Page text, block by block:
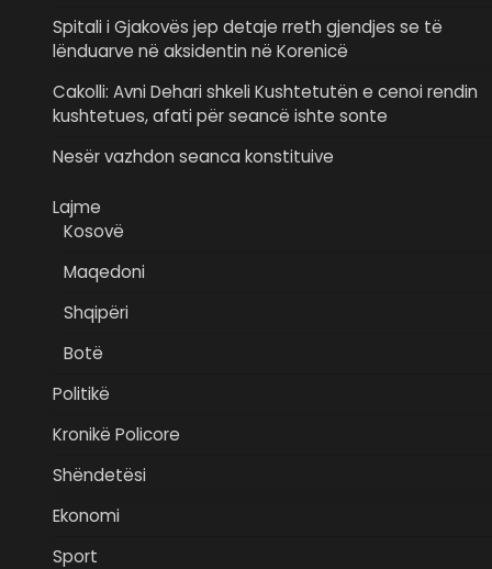
Spitali i Gjakovës jep detaje rreth gjendjes se të
lënduarve në aksidentin në Korenicë
Cakolli: Avni Dehari shkeli Kushtetutën e cenoi rendin
kushtetues, afati për seancë ishte sonte
Nesër vazhdon seanca konstituive
Lajme
Kosovë
Maqedoni
Shqipëri
Botë
Politikë
Kronikë Policore
Shëndetësi
Ekonomi
Sport